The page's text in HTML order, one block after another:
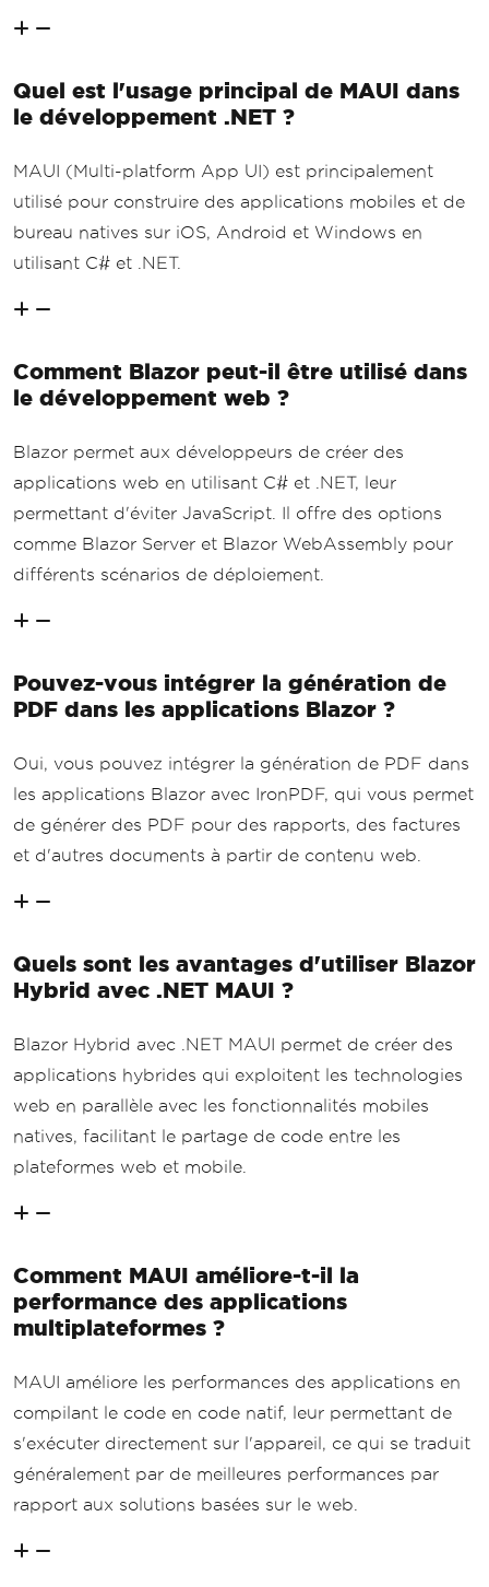
Quel est l'usage principal de MAUI dans
le développement .NET ?
MAUI (Multi-platform App UI) est principalement
utilisé pour construire des applications mobiles et de
bureau natives sur iOS, Android et Windows en
utilisant C# et .NET.
Comment Blazor peut-il être utilisé dans
le développement web ?
Blazor permet aux développeurs de créer des
applications web en utilisant C# et .NET, leur
permettant d'éviter JavaScript. Il offre des options
comme Blazor Server et Blazor WebAssembly pour
différents scénarios de déploiement.
Pouvez-vous intégrer la génération de
PDF dans les applications Blazor ?
Oui, vous pouvez intégrer la génération de PDF dans
les applications Blazor avec IronPDF, qui vous permet
de générer des PDF pour des rapports, des factures
et d'autres documents à partir de contenu web.
Quels sont les avantages d'utiliser Blazor
Hybrid avec .NET MAUI ?
Blazor Hybrid avec .NET MAUI permet de créer des
applications hybrides qui exploitent les technologies
web en parallèle avec les fonctionnalités mobiles
natives, facilitant le partage de code entre les
plateformes web et mobile.
Comment MAUI améliore-t-il la
performance des applications
multiplateformes ?
MAUI améliore les performances des applications en
compilant le code en code natif, leur permettant de
s'exécuter directement sur l'appareil, ce qui se traduit
généralement par de meilleures performances par
rapport aux solutions basées sur le web.